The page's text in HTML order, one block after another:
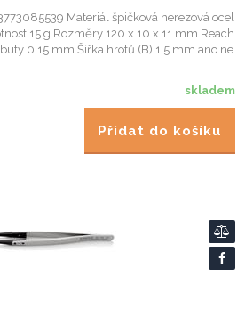
Materiál špičková nerezová ocel
15 g Rozměry 120 x 10 x 11 mm Reach
0,15 mm Šířka hrotů (B) 1,5 mm ano ne
skladem
Přidat do košíku